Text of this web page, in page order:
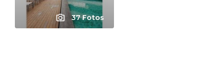
37 Fotos